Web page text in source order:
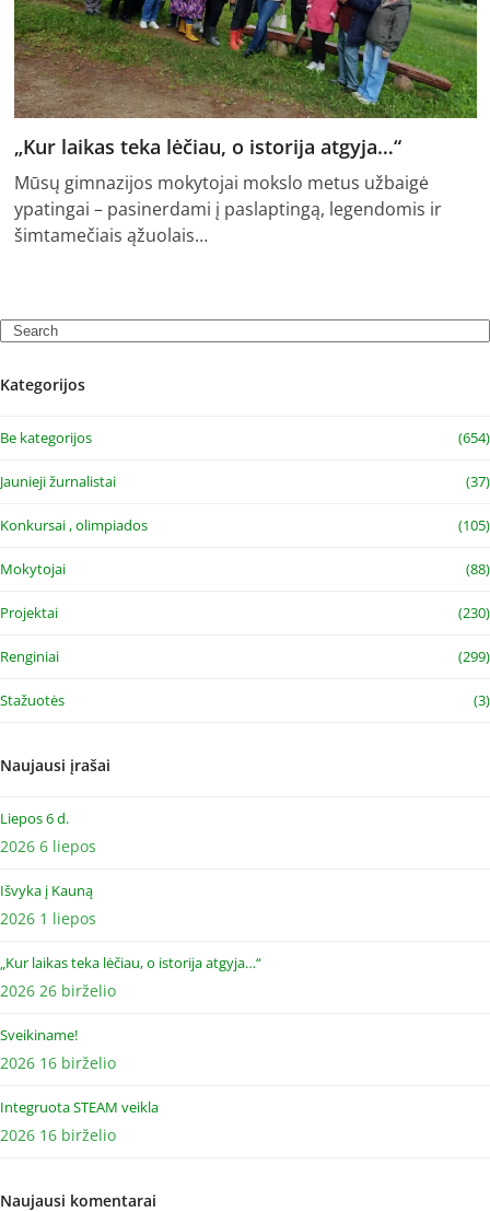
„Kur laikas teka lėčiau, o istorija atgyja…“
Mūsų gimnazijos mokytojai mokslo metus užbaigė
ypatingai – pasinerdami į paslaptingą, legendomis ir
šimtamečiais ąžuolais…
Search
Kategorijos
Be kategorijos (654)
Jaunieji žurnalistai (37)
Konkursai , olimpiados (105)
Mokytojai (88)
Projektai (230)
Renginiai (299)
Stažuotės (3)
Naujausi įrašai
Liepos 6 d.
2026 6 liepos
Išvyka į Kauną
2026 1 liepos
„Kur laikas teka lėčiau, o istorija atgyja…“
2026 26 birželio
Sveikiname!
2026 16 birželio
Integruota STEAM veikla
2026 16 birželio
Naujausi komentarai